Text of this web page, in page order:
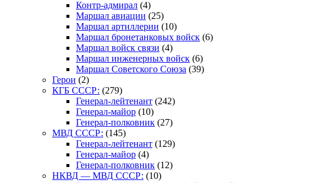
Контр-адмирал (4)
Маршал авиации (25)
Маршал артиллерии (10)
Маршал бронетанковых войск (6)
Маршал войск связи (4)
Маршал инженерных войск (6)
Маршал Советского Союза (39)
Герои (2)
КГБ СССР: (279)
Генерал-лейтенант (242)
Генерал-майор (10)
Генерал-полковник (27)
МВД СССР: (145)
Генерал-лейтенант (129)
Генерал-майор (4)
Генерал-полковник (12)
НКВД — МВД СССР: (10)